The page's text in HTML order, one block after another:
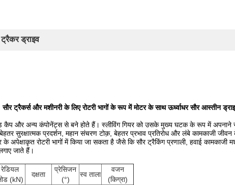
ड्राइव
सौर ट्रैकर्स और मशीनरी के लिए रोटरी भागों के रूप में मोटर के साथ ऊर्ध्वाधर सौर आस्तीन
एंड कैप और अन्य कंपोनेंट्स से बने होते हैं। स्लीविंग गियर को उसके मुख्य घटक के रूप में
सुरक्षात्मक प्रदर्शन, महान संचरण टोक़, बेहतर प्रभाव प्रतिरोध और लंबे कामकाजी
अपेक्षाकृत रोटरी भागों में किया जा सकता है जैसे कि सौर ट्रैकिंग प्रणाली, हवाई
जाते हैं।
रेडियल
(kN)
दक्षता
प्रेसिजन
(°)
स्व ताला
वजन
(किग्रा)